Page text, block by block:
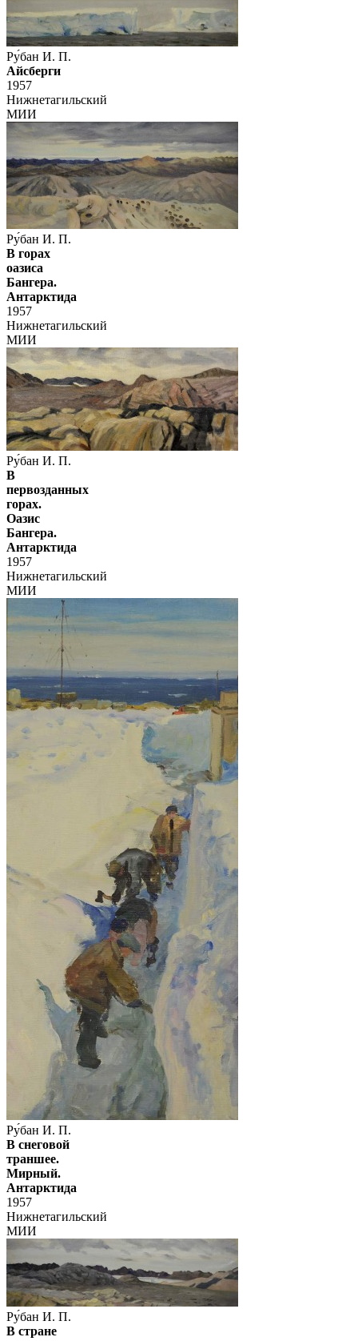
Ру́бан И. П.
Айсберги
1957
Нижнетагильский
МИИ
Ру́бан И. П.
В горах
оазиса
Бангера.
Антарктида
1957
Нижнетагильский
МИИ
Ру́бан И. П.
В
первозданных
горах.
Оазис
Бангера.
Антарктида
1957
Нижнетагильский
МИИ
Ру́бан И. П.
В снеговой
траншее.
Мирный.
Антарктида
1957
Нижнетагильский
МИИ
Ру́бан И. П.
В стране